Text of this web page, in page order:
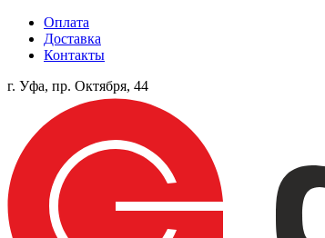
Оплата
Доставка
Контакты
г. Уфа, пр. Октября, 44